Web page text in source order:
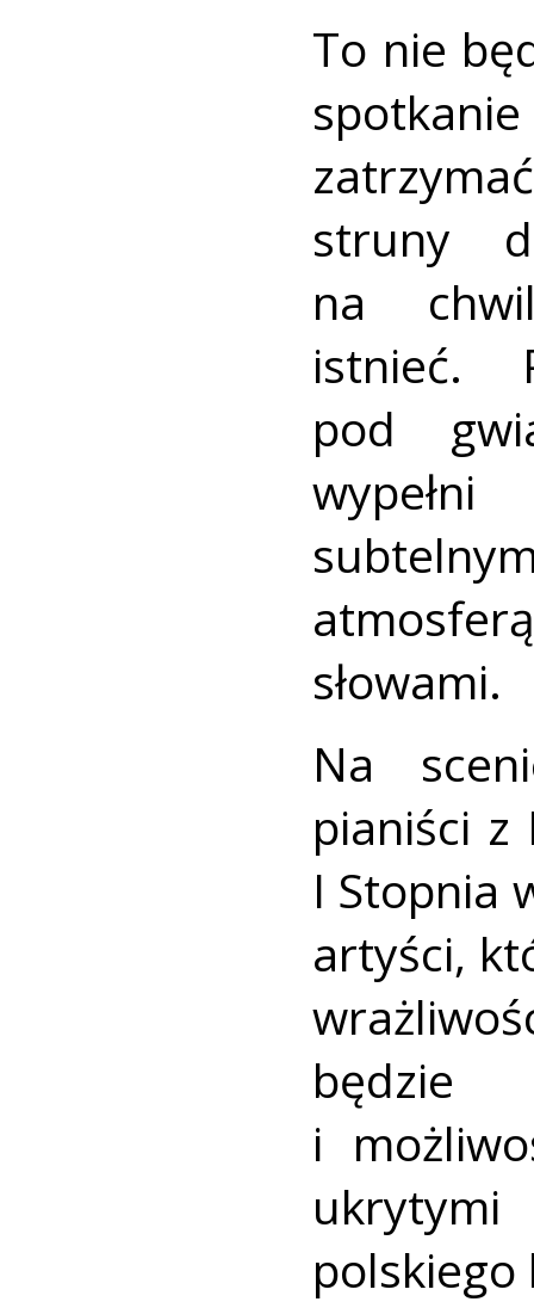
To nie
struny
na
istnieć.
pod
słowami.
Na
pianiści z
I Stopnia
artyści,
będzie
i